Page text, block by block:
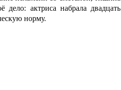
дело: актриса набрала двадцать
норму.